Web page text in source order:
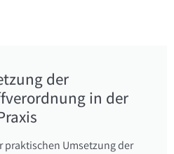
der
in der
praktischen Umsetzung der